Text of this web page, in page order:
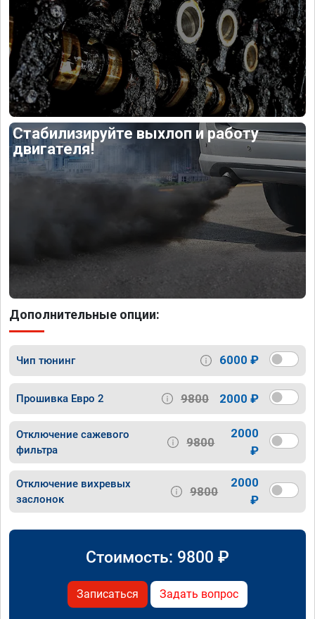
Стабилизируйте выхлоп и работу
двигателя!
Дополнительные опции:
Чип тюнинг 6000 ₽
Прошивка Евро 2 9800 2000 ₽
Отключение сажевого
фильтра
9800
2000
₽
Отключение вихревых
заслонок
9800
2000
₽
Стоимость: 9800 ₽
Записаться Задать вопрос